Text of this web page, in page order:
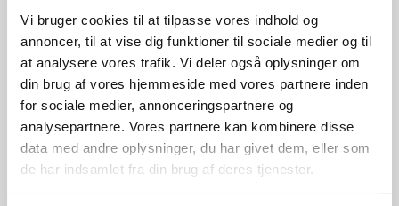
Vi bruger cookies til at tilpasse vores indhold og
annoncer, til at vise dig funktioner til sociale medier og til
at analysere vores trafik. Vi deler også oplysninger om
din brug af vores hjemmeside med vores partnere inden
for sociale medier, annonceringspartnere og
analysepartnere. Vores partnere kan kombinere disse
data med andre oplysninger, du har givet dem, eller som
de har indsamlet fra din brug af deres tjenester.
Se produkter
Den økologiske serie af kropspleje fra Amazing Space
indeholder plejende og nærende ingredienser, som blidt
renser og plejer din hud.
Produkterne fra Amazing Space er:
Fri for parabener